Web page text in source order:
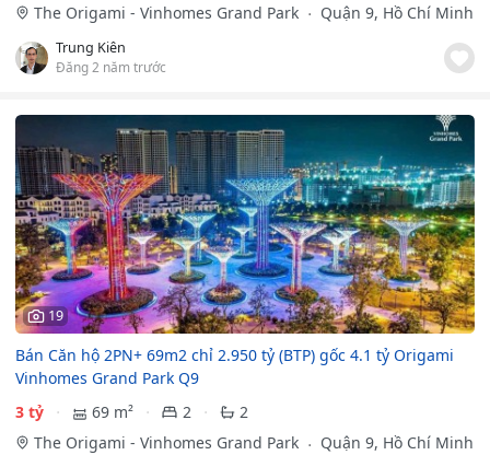
The Origami - Vinhomes Grand Park
Quận 9, Hồ Chí Minh
Trung Kiên
Đăng 2 năm trước
19
Bán Căn hộ 2PN+ 69m2 chỉ 2.950 tỷ (BTP) gốc 4.1 tỷ Origami
Vinhomes Grand Park Q9
3 tỷ
69 m² 2
2
The Origami - Vinhomes Grand Park
Quận 9, Hồ Chí Minh